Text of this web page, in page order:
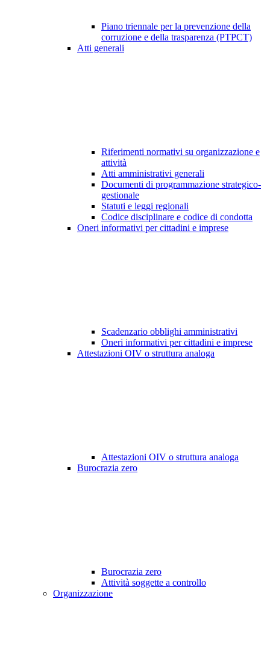
Piano triennale per la prevenzione della
corruzione e della trasparenza (PTPCT)
Atti generali
Riferimenti normativi su organizzazione e
attività
Atti amministrativi generali
Documenti di programmazione strategico-
gestionale
Statuti e leggi regionali
Codice disciplinare e codice di condotta
Oneri informativi per cittadini e imprese
Scadenzario obblighi amministrativi
Oneri informativi per cittadini e imprese
Attestazioni OIV o struttura analoga
Attestazioni OIV o struttura analoga
Burocrazia zero
Burocrazia zero
Attività soggette a controllo
Organizzazione